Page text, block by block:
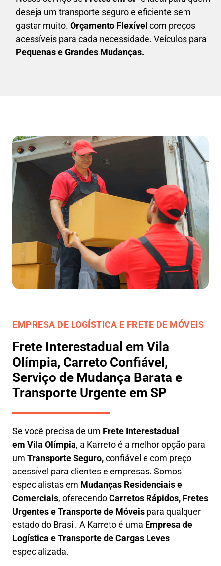
deseja um transporte seguro e eficiente sem
gastar muito. Orçamento Flexível com preços
acessíveis para cada necessidade. Veículos para
Pequenas e Grandes Mudanças.
EMPRESA DE LOGÍSTICA E FRETE DE MÓVEIS
Frete Interestadual em Vila
Olímpia, Carreto Confiável,
Serviço de Mudança Barata e
Transporte Urgente em SP
Se você precisa de um Frete Interestadual
em Vila Olímpia, a Karreto é a melhor opção para
um Transporte Seguro,confiável e com preço
acessível para clientes e empresas. Somos
especialistas em Mudanças Residenciais e
Comerciais, oferecendoCarretos Rápidos, Fretes
Urgentes e Transporte de Móveis para qualquer
estado do Brasil. A Karretoé uma Empresa de
Logística e Transporte de Cargas Leves
especializada.